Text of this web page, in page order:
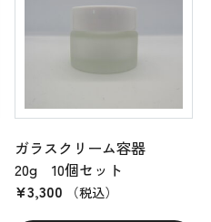
ガラスクリーム容器
20g 10個セット
¥3,300 （税込）